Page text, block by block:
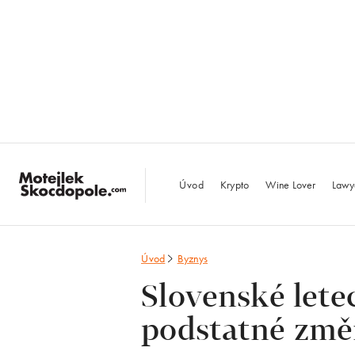
Úvod Krypto Wine Lover
Úvod Byznys
Slovenské
podstatné